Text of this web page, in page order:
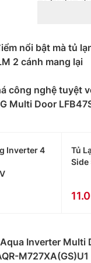
mạnh mẽ. Đặc
Giảm hơi
lít
LG Side By Side,
trong những
được thiết kế
dài.
tủ theo số
ngăn đá trên và
nổi bật mà tủ
2 cánh mang lại
công nghệ tuyệt
Multi Door
Inverter 4
Tủ
Side
Inverter Multi